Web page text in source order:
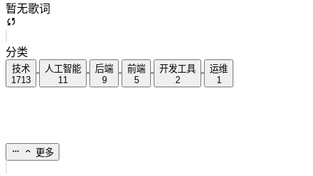
暂无歌词
分类
技术
1713
人工智能
11
后端
9
前端
5
开发工具
2
运维
1
更多